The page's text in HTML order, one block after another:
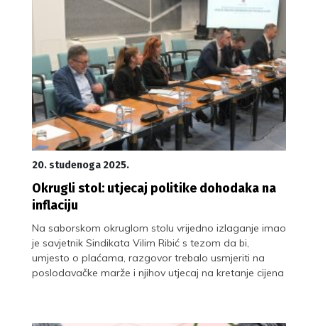
20. studenoga 2025.
Okrugli stol: utjecaj politike dohodaka na
inflaciju
Na saborskom okruglom stolu vrijedno izlaganje imao
je savjetnik Sindikata Vilim Ribić s tezom da bi,
umjesto o plaćama, razgovor trebalo usmjeriti na
poslodavačke marže i njihov utjecaj na kretanje cijena